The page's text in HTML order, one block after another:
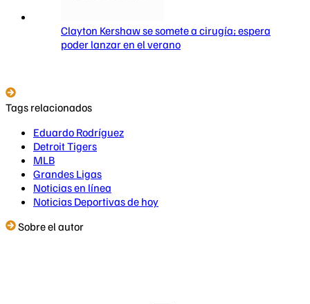
Clayton Kershaw se somete a cirugía; espera
poder lanzar en el verano
Tags relacionados
Eduardo Rodríguez
Detroit Tigers
MLB
Grandes Ligas
Noticias en línea
Noticias Deportivas de hoy
Sobre el autor